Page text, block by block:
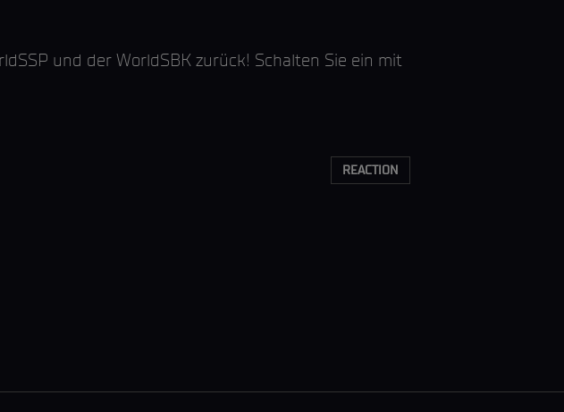
und der WorldSBK zurück! Schalten Sie ein mit
REACTION